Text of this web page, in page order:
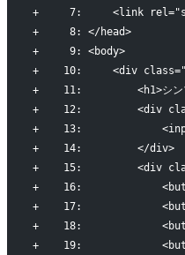
+     7:     <link
+     8: </head>
+     9: <body>
+    10:     <div
+    11:         <h1>シンプ
+    12:         <div
+    13:             <input
+    14:         </div>
+    15:         <div
+    16:
+    17:             <button
+    18:
+    19: